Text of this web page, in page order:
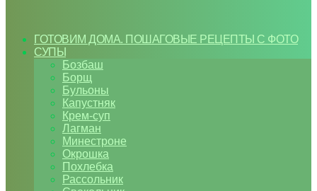
ГОТОВИМ ДОМА. ПОШАГОВЫЕ РЕЦЕПТЫ С ФОТО
СУПЫ
Бозбаш
Борщ
Бульоны
Капустняк
Крем-суп
Лагман
Минестроне
Окрошка
Похлебка
Рассольник